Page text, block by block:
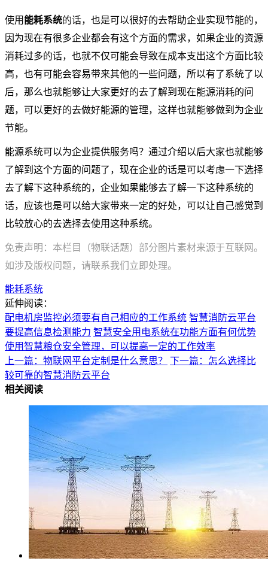
使用 能耗系统的话，也是可以很好的去帮助企业实现节能的，
因为现在有很多企业都会有这个方面的需求，如果企业的资源
消耗过多的话，也就不仅可能会导致在成本支出这个方面比较
高，也有可能会容易带来其他的一些问题，所以有了系统了以
后，那么也就能够让大家更好的去了解到现在能源消耗的问
题，可以更好的去做好能源的管理，这样也就能够做到为企业
节能。
能源系统可以为企业提供服务吗？通过介绍以后大家也就能够
了解到这个方面的问题了，现在企业的话是可以考虑一下选择
去了解下这种系统的，企业如果能够去了解一下这种系统的
话，应该也是可以给大家带来一定的好处，可以让自己感觉到
比较放心的去选择去使用这种系统。
免责声明：本栏目（物联话题）部分图片素材来源于互联网。
如涉及版权问题，请联系我们立即处理。
能耗系统
延伸阅读：
配电机房监控必须要有自己相应的工作系统 智慧消防云平台
要提高信息检测能力 智慧安全用电系统在功能方面有何优势
使用智慧粮仓安全管理，可以提高一定的工作效率
上一篇：物联网平台定制是什么意思？
下一篇：怎么选择比
较可靠的智慧消防云平台
相关阅读